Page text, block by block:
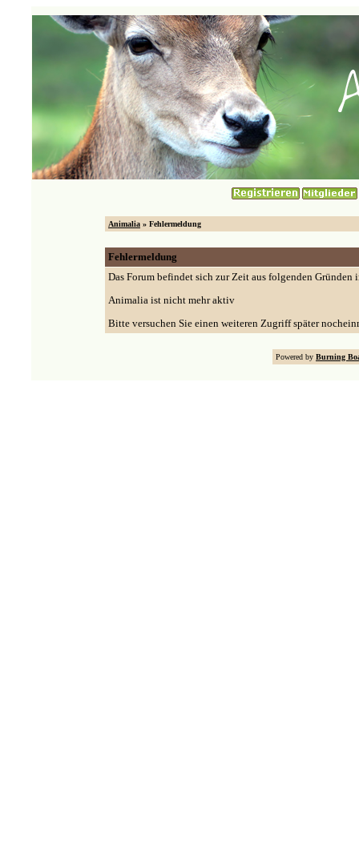
Animalia » Fehlermeldung
Fehlermeldung
Das Forum befindet sich zur Zeit aus folgenden Gründen
Animalia ist nicht mehr aktiv
Bitte versuchen Sie einen weiteren Zugriff später
Powered by Burning